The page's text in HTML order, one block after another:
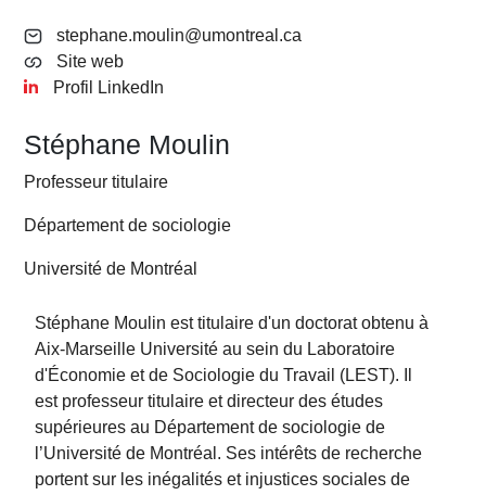
stephane.moulin@umontreal.ca
Site web
Profil LinkedIn
Stéphane Moulin
Professeur titulaire
Département de sociologie
Université de Montréal
Stéphane Moulin est titulaire d'un doctorat obtenu à
Aix-Marseille Université au sein du Laboratoire
d'Économie et de Sociologie du Travail (LEST). Il
est professeur titulaire et directeur des études
supérieures au Département de sociologie de
l’Université de Montréal. Ses intérêts de recherche
portent sur les inégalités et injustices sociales de